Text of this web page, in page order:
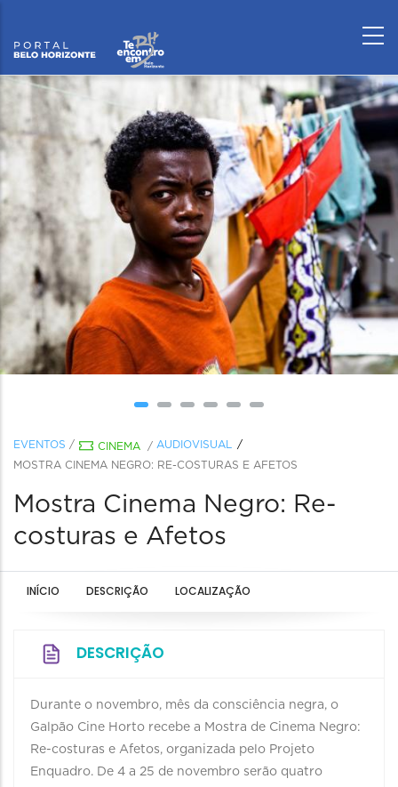
EVENTOS / CINEMA / AUDIOVISUAL
MOSTRA CINEMA NEGRO: RE-COSTURAS E AFETOS
Mostra Cinema Negro: Re-
costuras e Afetos
INÍCIO DESCRIÇÃO LOCALIZAÇÃO
DESCRIÇÃO
Durante o novembro, mês da consciência negra, o
Galpão Cine Horto recebe a Mostra de Cinema Negro:
Re-costuras e Afetos, organizada pelo Projeto
Enquadro. De 4 a 25 de novembro serão quatro